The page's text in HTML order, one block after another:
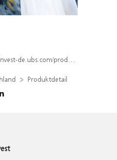
produkt/detail/index/isin/DE000WA40WG6
Produktdetail